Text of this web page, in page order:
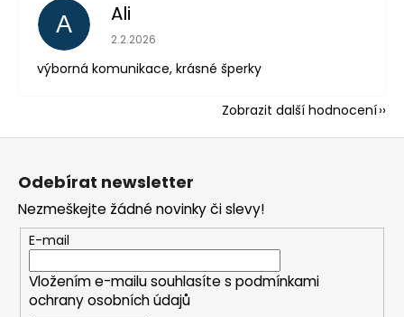
A Ali
Hodnocení obchodu je 5 z 5 hvězdiček.
2.2.2026
výborná komunikace, krásné šperky
Zobrazit další hodnocení
Z
Odebírat newsletter
Nezmeškejte žádné novinky či slevy!
E-mail
Vložením e-mailu souhlasíte s podmínkami
ochrany osobních údajů